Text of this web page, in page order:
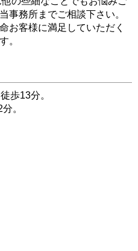
事務所までご相談下さい。
お客様に満足していただく
。
歩13分。
。